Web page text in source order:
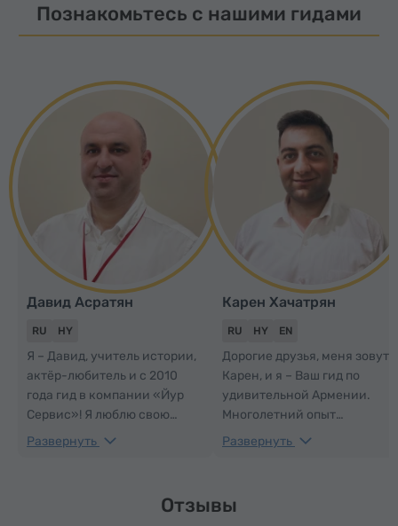
Познакомьтесь с нашими гидами
Давид Асратян
RU HY
Я – Давид, учитель истории,
актёр-любитель и с 2010
года гид в компании «Йур
Сервис»! Я люблю свою
страну и стараюсь, чтобы
неизгладимое впечатление
Развернуть
Карен Хачатрян
RU HY EN
Дорогие друзья, меня зовут
Карен, и я – Ваш гид по
удивительной Армении.
Многолетний опыт
позволяет мне проводить
Я оживляю историю, пою
Развернуть
Отзывы